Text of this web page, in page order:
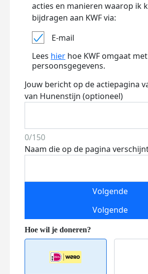
acties en manieren waarop ik
bijdragen aan KWF via:
E-mail
Lees hier hoe KWF omgaat
persoonsgegevens.
Jouw bericht op de actiepagina
van Hunenstijn (optioneel)
0/150
Naam die op de pagina
Volgende
Volgende